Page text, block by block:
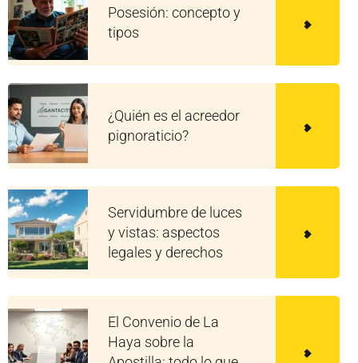
Posesión: concepto y
tipos
¿Quién es el acreedor
pignoraticio?
Servidumbre de luces
y vistas: aspectos
legales y derechos
El Convenio de La
Haya sobre la